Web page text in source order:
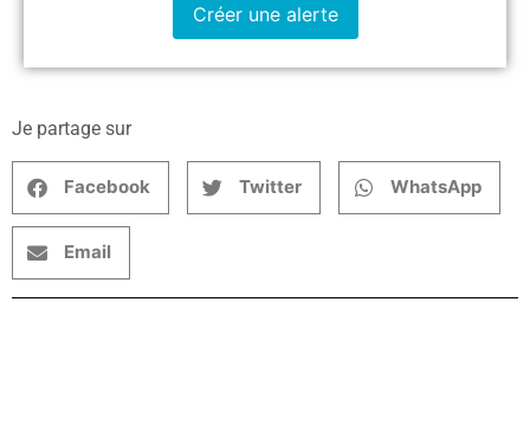
Créer une alerte
Je partage sur
Facebook Twitter WhatsApp
Email